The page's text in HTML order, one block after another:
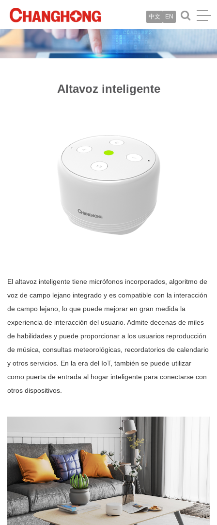
EN
中文
Altavoz inteligente
El altavoz inteligente tiene micrófonos incorporados, algoritmo de
voz de campo lejano integrado y es compatible con la interacción
de campo lejano, lo que puede mejorar en gran medida la
experiencia de interacción del usuario. Admite decenas de miles
de habilidades y puede proporcionar a los usuarios reproducción
de música, consultas meteorológicas, recordatorios de calendario
y otros servicios. En la era del IoT, también se puede utilizar
como puerta de entrada al hogar inteligente para conectarse con
otros dispositivos.